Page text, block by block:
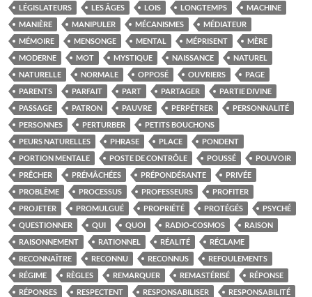
LÉGISLATEURS
LES ÂGES LOIS LONGTEMPS
MACHINE
MANIÈRE
MANIPULER MÉCANISMES
MÉDIATEUR
MÉMOIRE
MENSONGE MENTAL MÉPRISENT
MÈRE
MODERNE
MOT MYSTIQUE NAISSANCE
NATUREL
NATURELLE
NORMALE OPPOSÉ OUVRIERS
PAGE
PARENTS
PARFAIT PART PARTAGER
PARTIE DIVINE
PASSAGE
PATRON PAUVRE PERPÉTRER
PERSONNALITÉ
PERSONNES
PERTURBER
PETITS BOUCHONS
PEURS NATURELLES
PHRASE PLACE
PONDENT
PORTION MENTALE
POSTE DE CONTRÔLE POUSSÉ
POUVOIR
PRÊCHER
PRÉMÂCHÉES PRÉPONDÉRANTE
PRIVÉE
PROBLÈME
PROCESSUS PROFESSEURS
PROFITER
PROJETER
PROMULGUÉ PROPRIÉTÉ PROTÉGÉS
PSYCHÉ
QUESTIONNER
QUI QUOI RADIO-COSMOS
RAISON
RAISONNEMENT
RATIONNEL RÉALITÉ
RÉCLAME
RECONNAÎTRE
RECONNU RECONNUS
REFOULEMENTS
RÉGIME
RÈGLES REMARQUER REMASTÉRISÉ
RÉPONSE
RÉPONSES
RESPECTENT RESPONSABILISER
RESPONSABILITÉ